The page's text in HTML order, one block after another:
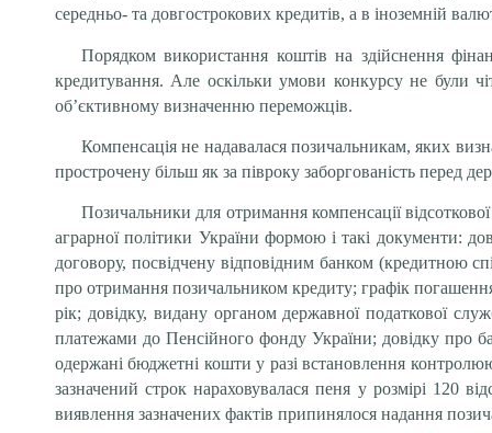
середньо- та довгострокових кредитів, а в іноземній
Порядком використання коштів на здійснення
кредитування. Але оскільки умови конкурсу не були
об’єктивному визначенню переможців.
Компенсація не надавалася позичальникам, яких
прострочену більш як за півроку заборгованість
Позичальники для отримання компенсації
аграрної політики України формою і такі документи:
договору, посвідчену відповідним банком (кредитною
про отримання позичальником кредиту; графік
рік; довідку, видану органом державної податкової
платежами до Пенсійного фонду України; довідку про
одержані бюджетні кошти у разі встановлення
зазначений строк нараховувалася пеня у розмірі 120
виявлення зазначених фактів припинялося надання